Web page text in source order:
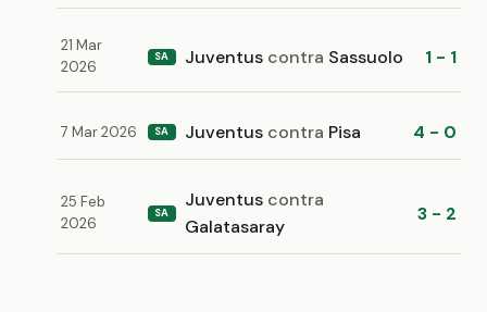
21 Mar
2026
SA Juventus contra Sassuolo 1 - 1
7 Mar 2026 SA Juventus contra Pisa 4 - 0
25 Feb
2026
SA
Juventus contra
Galatasaray
3 - 2